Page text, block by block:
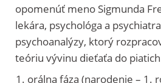
opomenúť meno Sigmunda
lekára, psychológa a
psychoanalýzy, ktorý
teóriu vývinu dieťaťa do
orálna fáza (narodenie – 1.